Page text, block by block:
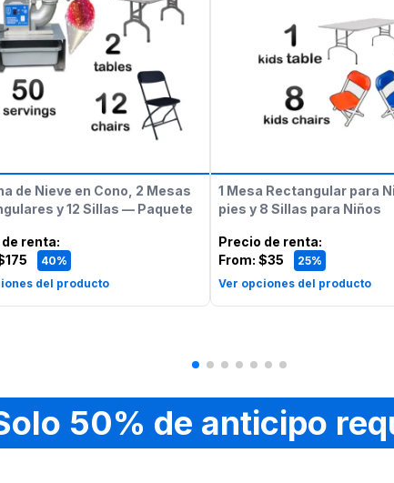
de Nieve en Cono, 2 Mesas
y 12 Sillas — Paquete
renta:
40%
del producto
1 Mesa Rectangular para
pies y 8 Sillas para Niños
Precio de renta:
From: $35
25%
Ver opciones del producto
50% de anticipo